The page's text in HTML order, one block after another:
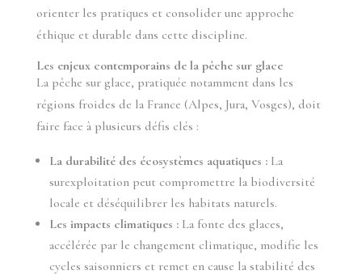
orienter les pratiques et consolider une approche
éthique et durable dans cette discipline.
Les enjeux contemporains de la pêche sur glace
La pêche sur glace, pratiquée notamment dans les
régions froides de la France (Alpes, Jura, Vosges), doit
faire face à plusieurs défis clés :
La durabilité des écosystèmes aquatiques :La
surexploitation peut compromettre la biodiversité
locale et déséquilibrer les habitats naturels.
Les impacts climatiques :La fonte des glaces,
accélérée par le changement climatique, modifie les
cycles saisonniers et remet en cause la stabilité des